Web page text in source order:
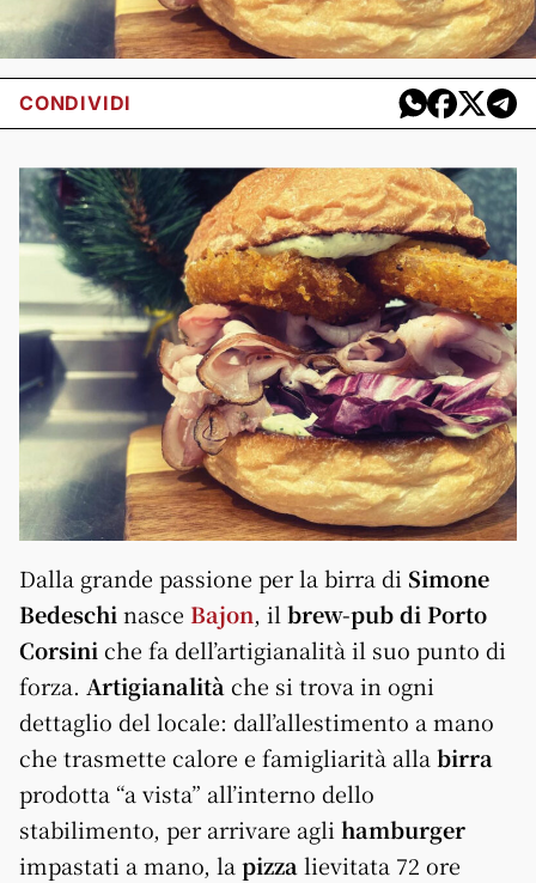
CONDIVIDI
Dalla grande passione per la birra di Simone
Bedeschi nasce Bajon, il brew-pub di Porto
Corsini che fa dell’artigianalità il suo punto di
forza. Artigianalità che si trova in ogni
dettaglio del locale: dall’allestimento a mano
che trasmette calore e famigliarità alla birra
prodotta “a vista” all’interno dello
stabilimento, per arrivare agli hamburger
impastati a mano, la pizza lievitata 72 ore